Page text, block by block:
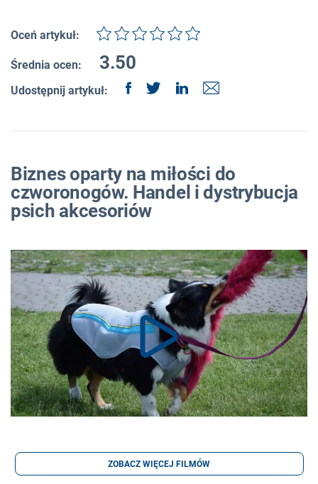
Oceń artykuł:
Średnia ocen: 3.50
Udostępnij artykuł:
Biznes oparty na miłości do
czworonogów. Handel i dystrybucja
psich akcesoriów
ZOBACZ WIĘCEJ FILMÓW